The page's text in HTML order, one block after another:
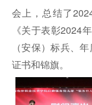
会上，总结了
《关于表彰2024
（安保）标兵、
证书和锦旗。